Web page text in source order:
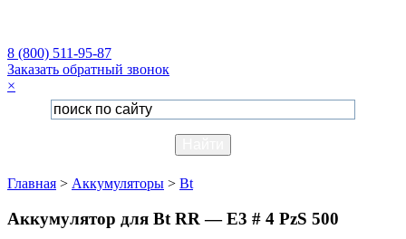
8 (800) 511-95-87
Заказать обратный звонок
×
Главная > Аккумуляторы > Bt
Аккумулятор для Bt RR — E3 # 4 PzS 500